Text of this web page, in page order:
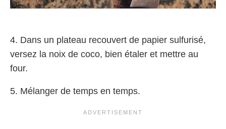
4. Dans un plateau recouvert de papier sulfurisé,
versez la noix de coco, bien étaler et mettre au
four.
5. Mélanger de temps en temps.